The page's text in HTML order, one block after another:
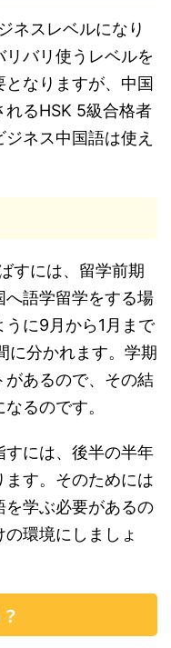
ネスレベルになり
リバリ使うレベルを
なりますが、中国
るHSK 5級合格者
ネス中国語は使え
すには、留学前期
語学留学をする場
に9月から1月まで
に分かれます。学期
あるので、その結
るのです。
すには、後半の半年
す。そのためには
学ぶ必要があるの
環境にしましょ